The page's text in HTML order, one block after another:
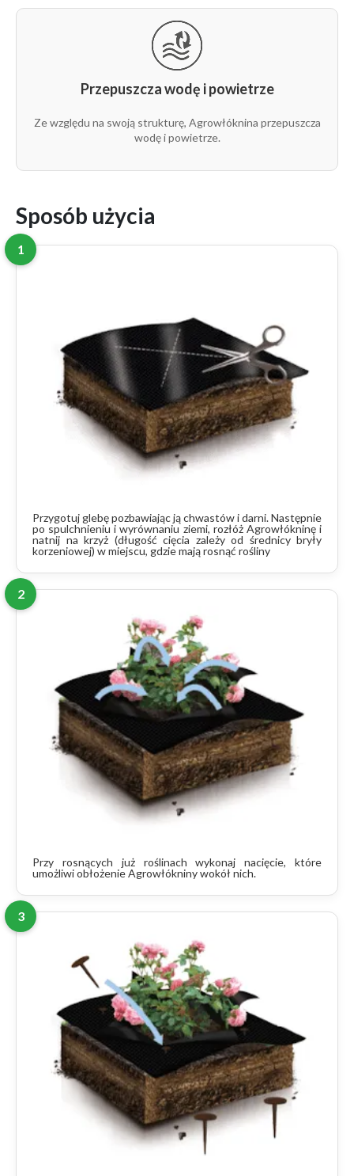
Przepuszcza wodę i powietrze
Ze względu na swoją strukturę, Agrowłóknina przepuszcza
wodę i powietrze.
Sposób użycia
1
Przygotuj glebę pozbawiając ją chwastów i darni. Następnie
po spulchnieniu i wyrównaniu ziemi, rozłóż Agrowłókninę i
natnij na krzyż (długość cięcia zależy od średnicy bryły
korzeniowej) w miejscu, gdzie mają rosnąć rośliny
2
Przy rosnących już roślinach wykonaj nacięcie, które
umożliwi obłożenie Agrowłókniny wokół nich.
3